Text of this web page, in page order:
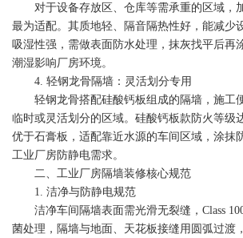
对于设备存放区、仓库等需承重的区域，
最为适配。其质地轻、隔音隔热性好，能减少
吸湿性强，需做表面防水处理，抹灰找平后再
潮湿影响厂房环境。
4. 轻钢龙骨隔墙：灵活划分专用
轻钢龙骨搭配硅酸钙板组成的隔墙，施工
临时或灵活划分的区域。硅酸钙板款防火等级
优于石膏板，适配靠近水源的车间区域，涂抹
工业厂房防静电需求。
二、工业厂房隔墙装修核心规范
1. 洁净与防静电规范
洁净车间隔墙表面需光滑无裂缝，Class
菌处理，隔墙与地面、天花板接缝用圆弧过渡